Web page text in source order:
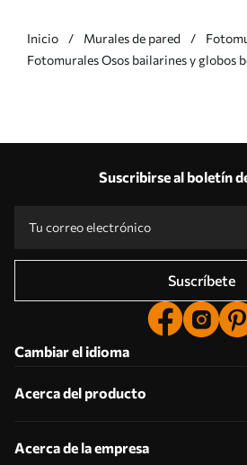
Inicio Murales de pared
Fotomurales Osos bailarines y globos
Suscribirse al boletín
Suscríbete
Cambiar el idioma
Acerca del producto
Acerca de la empresa